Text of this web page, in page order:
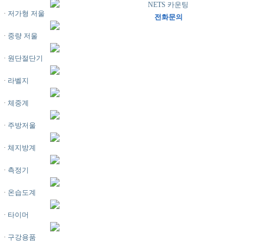
· 저가형 저울
· 중량 저울
· 원단절단기
· 라벨지
· 체중계
· 주방저울
· 체지방계
· 측정기
· 온습도계
· 타이머
· 구강용품
NETS 카운팅
전화문의